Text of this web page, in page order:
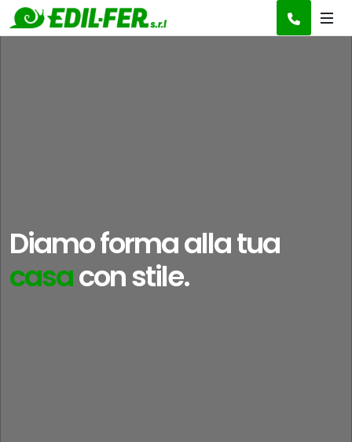
Diamo forma alla tua
con stile.